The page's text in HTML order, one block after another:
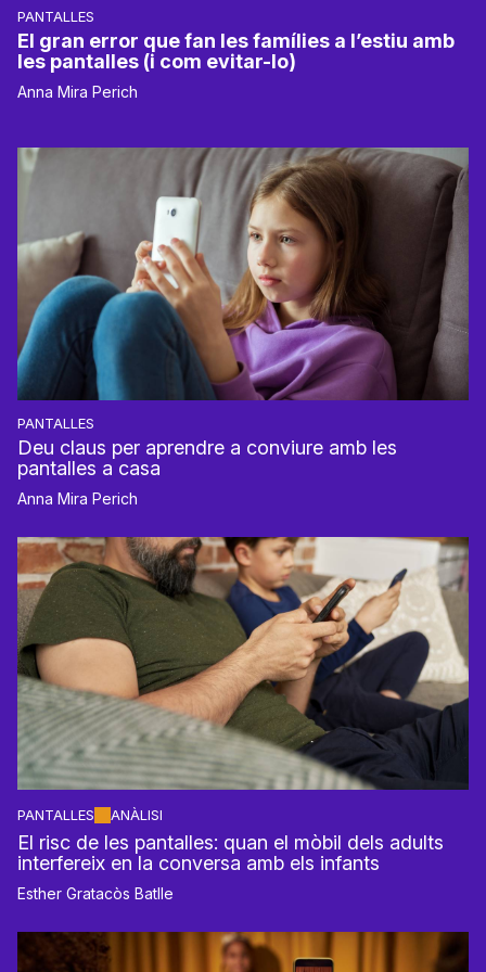
PANTALLES
El gran error que fan les famílies a l’estiu amb
les pantalles (i com evitar-lo)
Anna Mira Perich
PANTALLES
Deu claus per aprendre a conviure amb les
pantalles a casa
Anna Mira Perich
PANTALLES ANÀLISI
El risc de les pantalles: quan el mòbil dels adults
interfereix en la conversa amb els infants
Esther Gratacòs Batlle